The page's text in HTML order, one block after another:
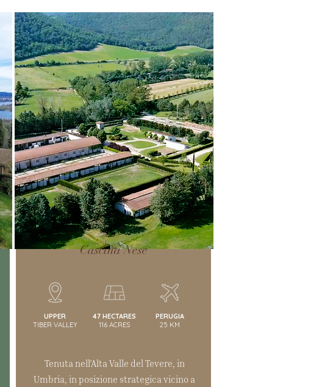
Cascina Nese
UPPER
TIBER VALLEY
47 HECTARES
116 ACRES
PERUGIA
25 KM
Tenuta nell’Alta Valle del Tevere, in
Umbria, in posizione strategica vicino a